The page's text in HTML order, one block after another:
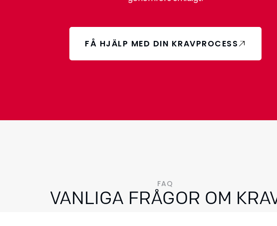
FÅ HJÄLP MED DIN KRAVPROCESS
FAQ
VANLIGA FRÅGOR OM